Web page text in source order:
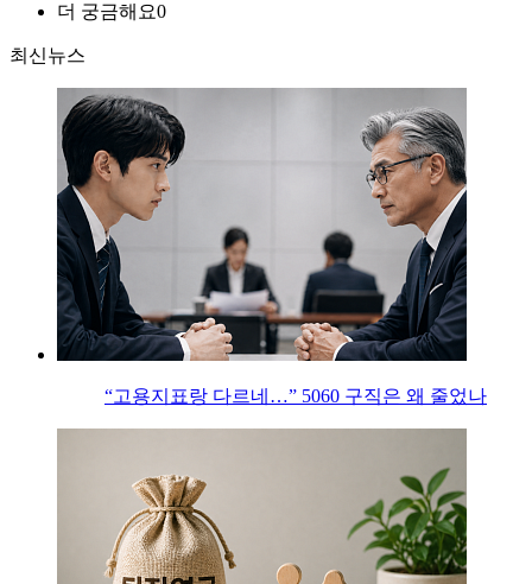
더 궁금해요0
최신뉴스
“고용지표랑 다르네…” 5060 구직은 왜 줄었나